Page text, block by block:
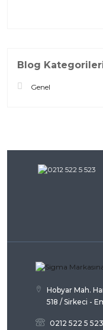
Blog
Genel
Hobyar Mah.
518 / Sirkeci -
0212 522 5